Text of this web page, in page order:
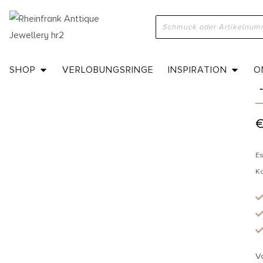
SHOP VERLOBUNGSRINGE INSPIRATION